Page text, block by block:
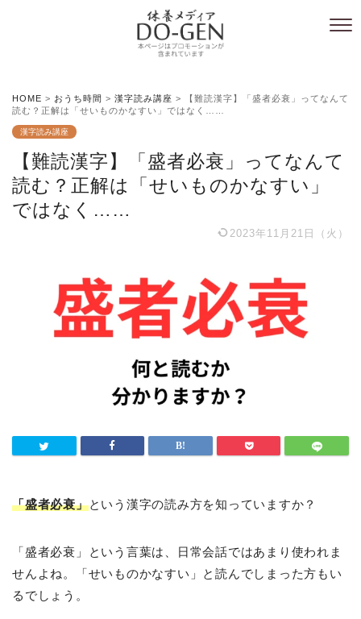
HOME > おうち時間 > 漢字読み講座 >
【難読漢字】「盛者必衰」ってなんて
読む？正解は「せいものかなすい」ではなく……
漢字読み講座
【難読漢字】「盛者必衰」ってなんて
読む？正解は「せいものかなすい」
ではなく……
2023年11月21日（火）
「盛者必衰」という漢字の読み方を知っていますか？
「盛者必衰」という言葉は、日常会話ではあまり使われま
せんよね。「せいものかなすい」と読んでしまった方もい
るでしょう。